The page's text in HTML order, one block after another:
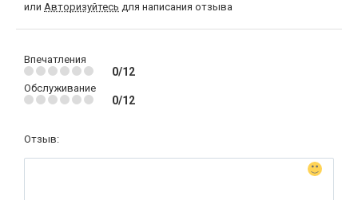
или Авторизуйтесь для написания отзыва
Впечатления
0/12
Обслуживание
0/12
Отзыв: